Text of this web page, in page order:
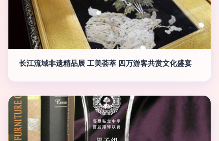
长江流域非遗精品展 工美荟萃 四万游客共赏文化盛宴